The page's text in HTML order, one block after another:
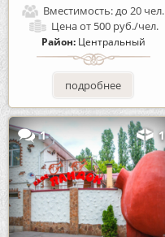
Вместимость:до 20 чел.
Ценаот 500 руб./чел.
Район: Центральный
подробнее
1 1